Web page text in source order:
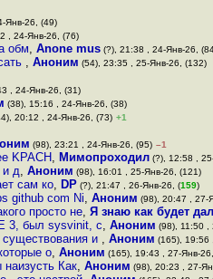
Янв-26, (49)
, 24-Янв-26, (76)
обм, Anone mus (?), 21:38 , 24-Янв-26,
, Аноним (54), 23:35 , 25-Янв-26, (132)
, 24-Янв-26, (31)
(38), 15:16 , 24-Янв-26, (38)
20:12 , 24-Янв-26, (73) +1
(98), 23:21 , 24-Янв-26, (95) –1
KPACH, Мимопроходил (?), 12:58 ,
и д, Аноним (98), 16:01 , 25-Янв-26, (121)
сам ко, DP (?), 21:47 , 26-Янв-26, (159)
github com Ni, Аноним (98), 20:47 , 27-
просто не, Я знаю как будет
3, был sysvinit, с, Аноним (98), 11:50 ,
и , Аноним (165), 19:56
о, Аноним (165), 19:43 , 27-Янв-
Как, Аноним (98), 20:23 , 27-